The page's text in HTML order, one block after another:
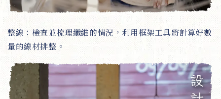
整線：檢查並梳理纖維的情況，利用框架工具將計算好數
量的線材排整。